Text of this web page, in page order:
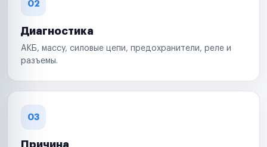
02
Диагностика
АКБ, массу, силовые цепи, предохранители, реле и
разъемы.
03
Причина